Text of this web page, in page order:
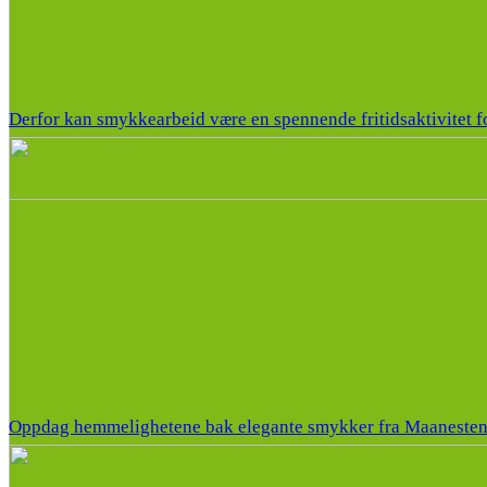
Derfor kan smykkearbeid være en spennende fritidsaktivitet
Oppdag hemmelighetene bak elegante smykker fra Maanesten